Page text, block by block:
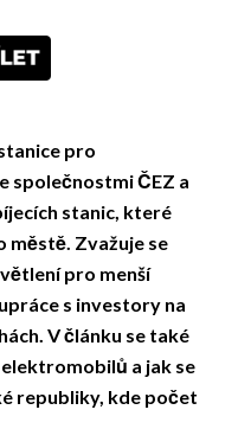
pro
společnostmi ČEZ a
stanic, které
Zvažuje se
pro menší
s investory na
V článku se také
a jak se
republiky, kde počet